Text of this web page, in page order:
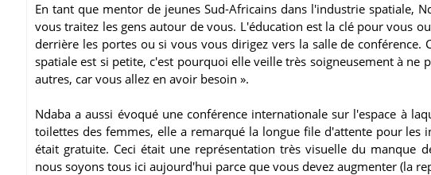
En tant que mentor de jeunes Sud-Africains dans l'industrie spatiale,
vous traitez les gens autour de vous. L'éducation est la clé pour vous
derrière les portes ou si vous vous dirigez vers la salle de
spatiale est si petite, c'est pourquoi elle veille très soigneusement à ne
autres, car vous allez en avoir besoin ».
Ndaba a aussi évoqué une conférence internationale sur l'espace à
toilettes des femmes, elle a remarqué la longue file d'attente pour
était gratuite. Ceci était une représentation très visuelle du manque
nous soyons tous ici aujourd'hui parce que vous devez augmenter (la